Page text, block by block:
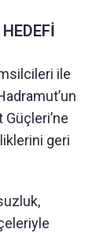
ile
Güçleri’ne
geri